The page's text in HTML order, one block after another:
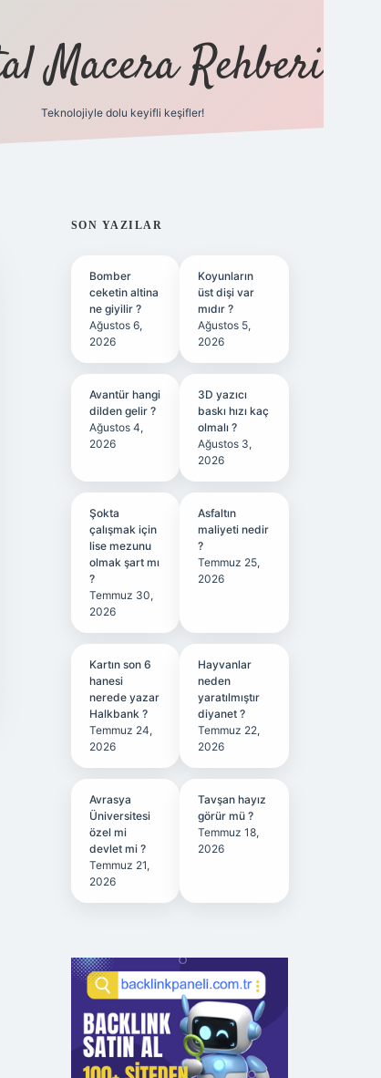
Macera Rehberi
Teknolojiyle dolu keyifli keşifler!
SIDEBAR
SON YAZILAR
Bomber
ceketin altina
ne giyilir ?
Ağustos 6,
2026
Koyunların
üst dişi var
mıdır ?
Ağustos 5,
2026
Avantür hangi
dilden gelir ?
Ağustos 4,
2026
3D yazıcı
baskı hızı kaç
olmalı ?
Ağustos 3,
2026
Şokta
çalışmak için
lise mezunu
olmak şart mı
?
Temmuz 30,
2026
Asfaltın
maliyeti nedir
?
Temmuz 25,
2026
Kartın son 6
hanesi
nerede yazar
Halkbank ?
Temmuz 24,
2026
Hayvanlar
neden
yaratılmıştır
diyanet ?
Temmuz 22,
2026
Avrasya
Üniversitesi
özel mi
devlet mi ?
Temmuz 21,
2026
Tavşan hayız
görür mü ?
Temmuz 18,
2026